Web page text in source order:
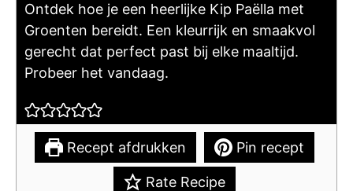
Ontdek hoe je een heerlijke Kip Paëlla met
Groenten bereidt. Een kleurrijk en smaakvol
gerecht dat perfect past bij elke maaltijd.
Probeer het vandaag.
Recept afdrukken Pin recept
Rate Recipe